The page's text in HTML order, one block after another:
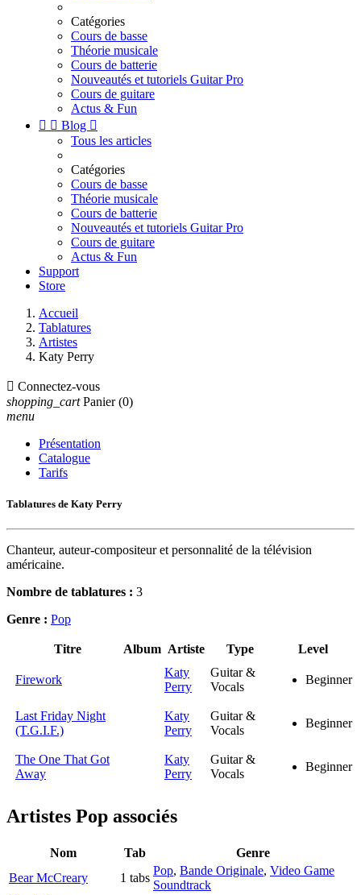
Catégories
Cours de basse
Théorie musicale
Cours de batterie
Nouveautés et tutoriels Guitar Pro
Cours de guitare
Actus & Fun
  Blog 
Tous les articles
Catégories
Cours de basse
Théorie musicale
Cours de batterie
Nouveautés et tutoriels Guitar Pro
Cours de guitare
Actus & Fun
Support
Store
Accueil
Tablatures
Artistes
Katy Perry
 Connectez-vous
shopping_cart Panier (0)
menu
Présentation
Catalogue
Tarifs
Tablatures de Katy Perry
Chanteur, auteur-compositeur et personnalité de la télévision
américaine.
Nombre de tablatures : 3
Genre : Pop
Titre Album Artiste Type Level
Firework
Katy
Perry
Guitar &
Vocals
Beginner
Last Friday Night
(T.G.I.F.)
Katy
Perry
Guitar &
Vocals
Beginner
The One That Got
Away
Katy
Perry
Guitar &
Vocals
Beginner
Artistes Pop associés
Nom Tab
Genre
Bear McCreary
1 tabs
Pop, Bande Originale, Video Game
Soundtrack